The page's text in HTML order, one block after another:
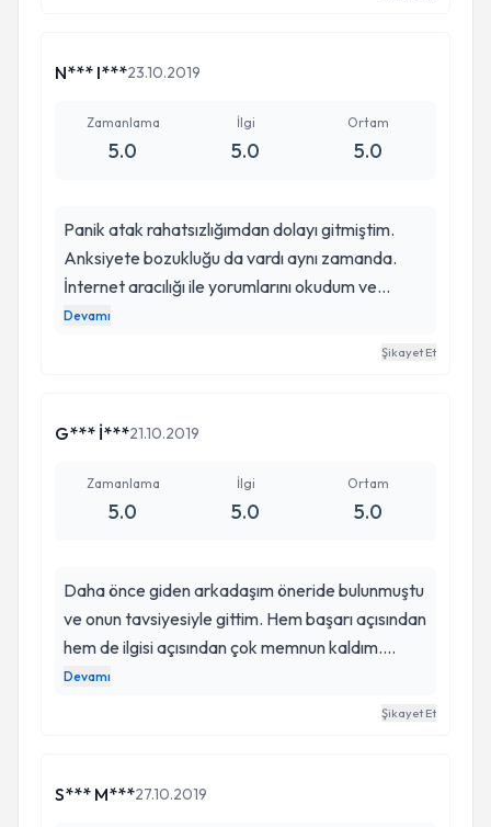
para peşinde değil ilk önce danışanına önem
N*** I***23.10.2019
Zamanlama
5.0
İlgi
5.0
Ortam
5.0
Panik atak rahatsızlığımdan dolayı gitmiştim.
Anksiyete bozukluğu da vardı aynı zamanda.
İnternet aracılığı ile yorumlarını okudum ve
gitmeye karar verdim. Bu süreci kolaylıkla
atlatmamı sağladı. Destekçi oldu. Çok ilgilendi
ediyorum.
Devamı
Şikayet Et
G*** İ***21.10.2019
Zamanlama
5.0
İlgi
5.0
Ortam
5.0
Daha önce giden arkadaşım öneride bulunmuştu
ve onun tavsiyesiyle gittim. Hem başarı açısından
hem de ilgisi açısından çok memnun kaldım.
Görüşmemizin başında nasıl bir gelişme
yaşayacağımızı belirtmişti ve öyle de oldu. Çok
Devamı
Şikayet Et
S*** M***27.10.2019